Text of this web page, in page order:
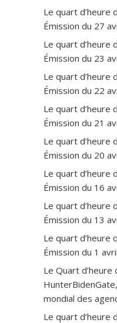
Le quart d’heure
Émission du 27
Le quart d’heure
Émission du 23
Le quart d’heure
Émission du 22
Le quart d’heure
Émission du 21
Le quart d’heure
Émission du 20
Le quart d’heure
Émission du 16
Le quart d’heure
Émission du 13
Le quart d’heure
Émission du 1
Le Quart
mondial des
Le quart d’heure